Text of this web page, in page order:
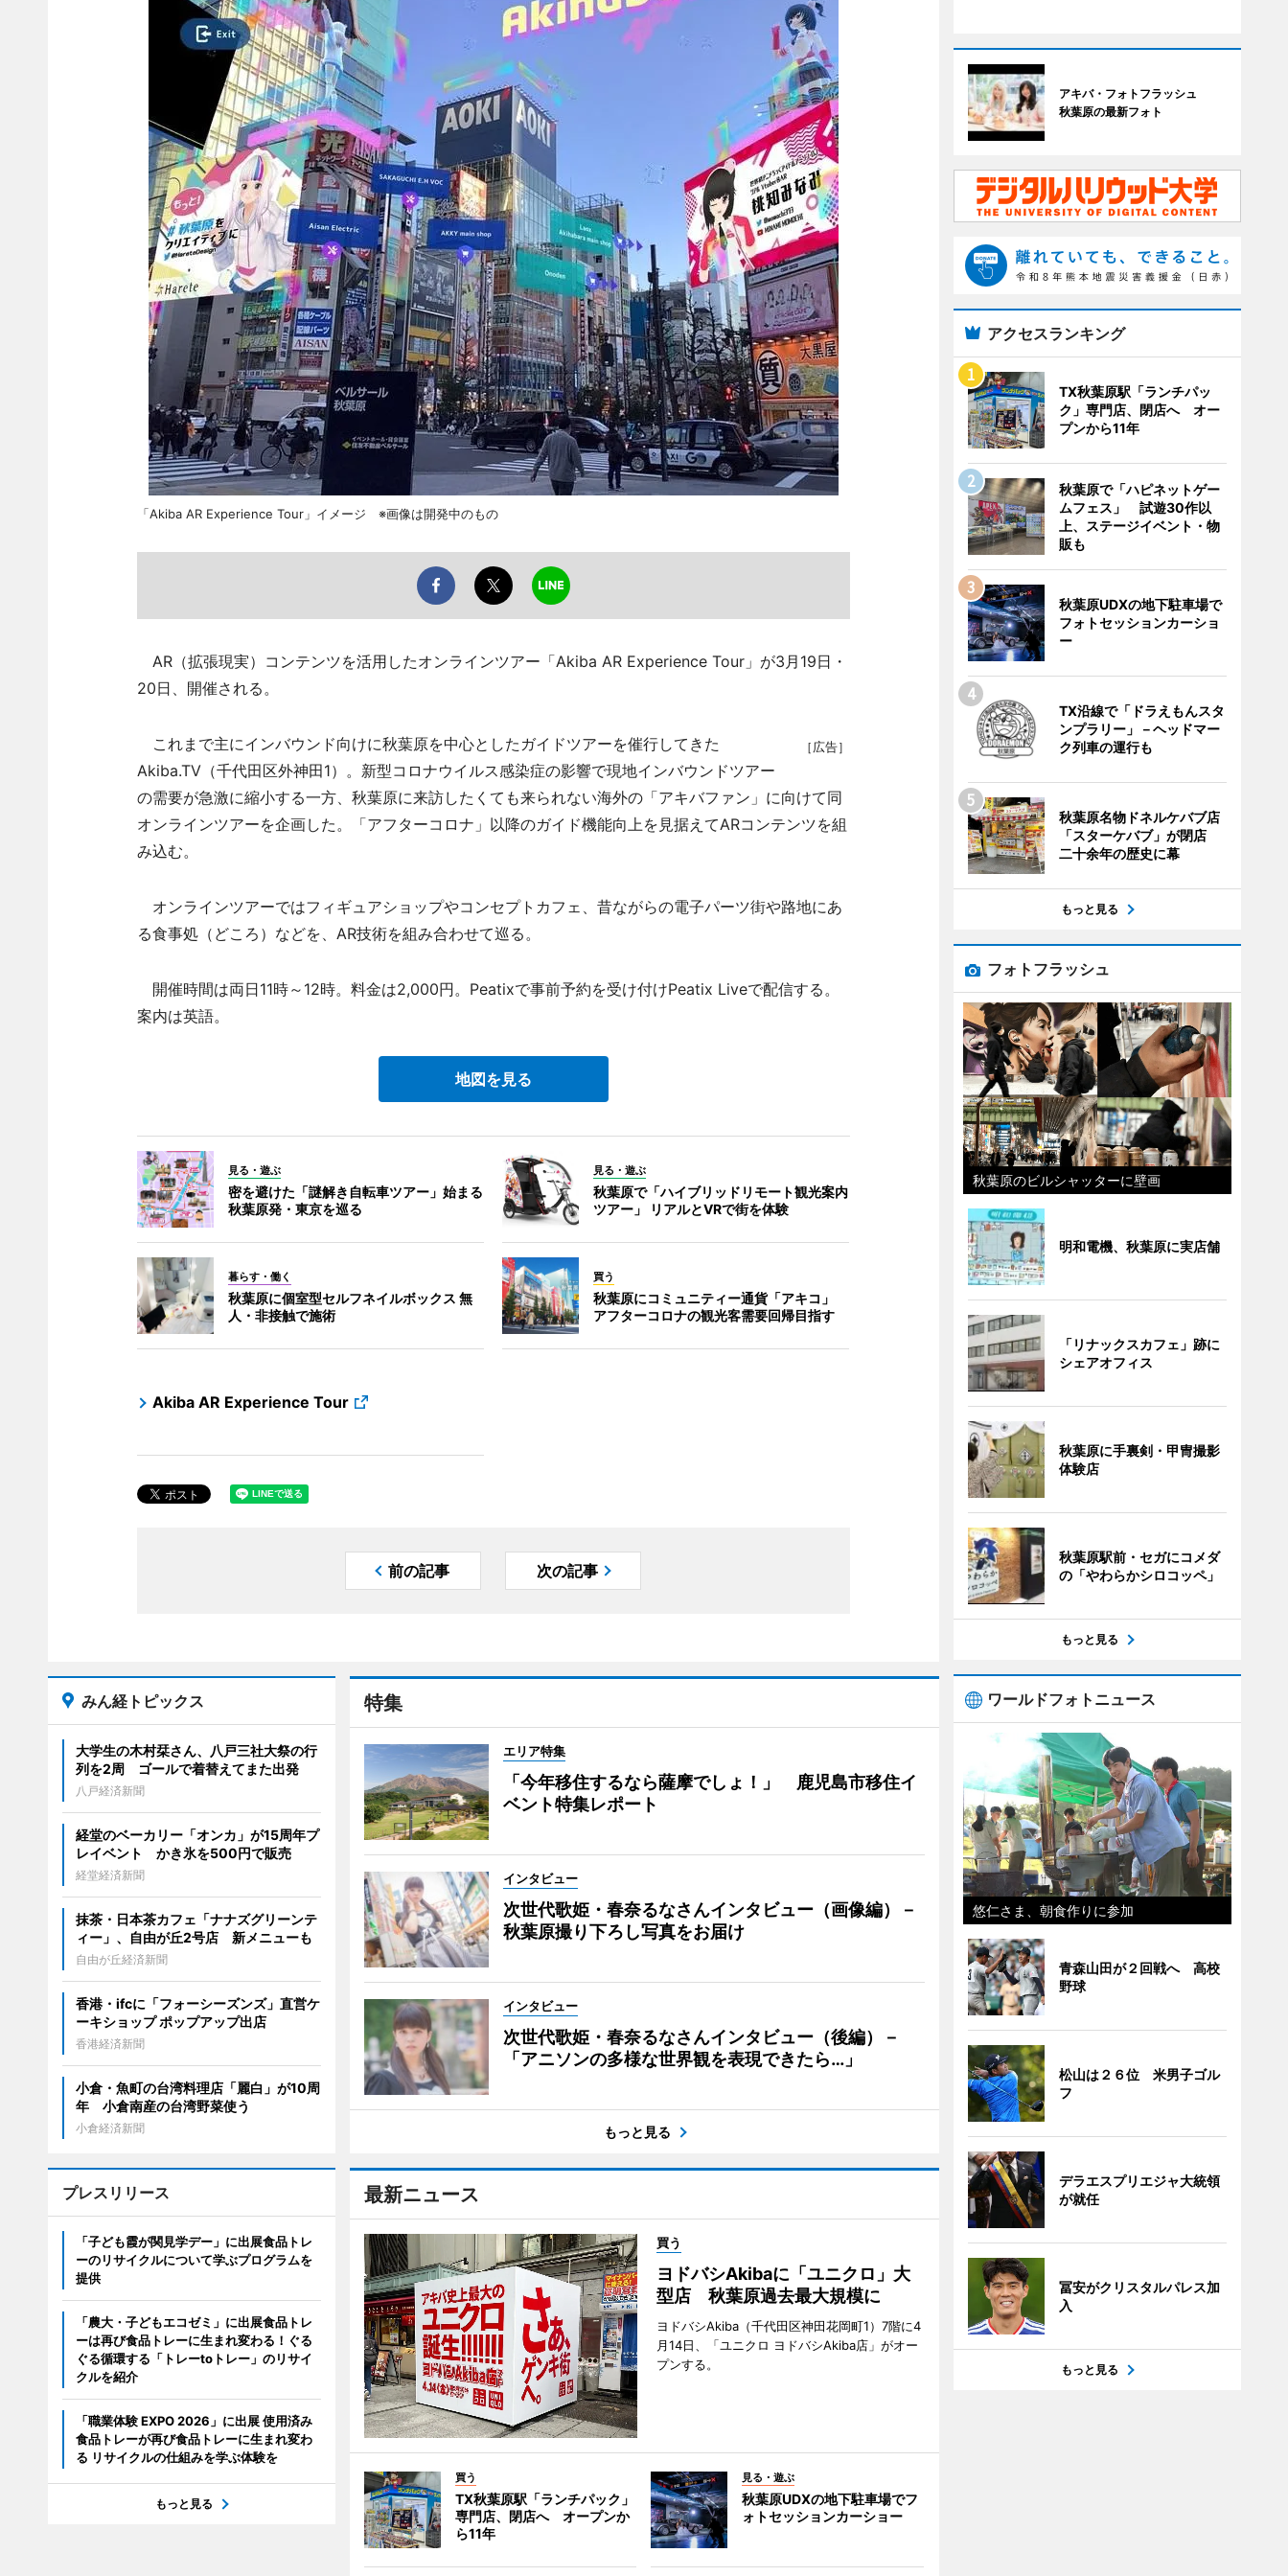
「Akiba AR Experience Tour」イメージ ※画像は開発中のもの
AR（拡張現実）コンテンツを活用したオンラインツアー「Akiba AR Experience Tour」が3月19日・
20日、開催される。
［広告］
これまで主にインバウンド向けに秋葉原を中心としたガイドツアーを催行してきた
Akiba.TV（千代田区外神田1）。新型コロナウイルス感染症の影響で現地インバウンドツアー
の需要が急激に縮小する一方、秋葉原に来訪したくても来られない海外の「アキバファン」に向けて同
オンラインツアーを企画した。「アフターコロナ」以降のガイド機能向上を見据えてARコンテンツを組
み込む。
オンラインツアーではフィギュアショップやコンセプトカフェ、昔ながらの電子パーツ街や路地にあ
る食事処（どころ）などを、AR技術を組み合わせて巡る。
開催時間は両日11時～12時。料金は2,000円。Peatixで事前予約を受け付けPeatix Liveで配信する。
案内は英語。
地図を見る
見る・遊ぶ
密を避けた「謎解き自転車ツアー」始まる
秋葉原発・東京を巡る
見る・遊ぶ
秋葉原で「ハイブリッドリモート観光案内
ツアー」 リアルとVRで街を体験
暮らす・働く
秋葉原に個室型セルフネイルボックス 無
人・非接触で施術
買う
秋葉原にコミュニティー通貨「アキコ」
アフターコロナの観光客需要回帰目指す
Akiba AR Experience Tour
前の記事 次の記事
特集
エリア特集
「今年移住するなら薩摩でしょ！」 鹿児島市移住イ
ベント特集レポート
インタビュー
次世代歌姫・春奈るなさんインタビュー（画像編）－
秋葉原撮り下ろし写真をお届け
インタビュー
次世代歌姫・春奈るなさんインタビュー（後編）－
「アニソンの多様な世界観を表現できたら…」
もっと見る
最新ニュース
買う
ヨドバシAkibaに「ユニクロ」大
型店 秋葉原過去最大規模に
ヨドバシAkiba（千代田区神田花岡町1）7階に4
月14日、「ユニクロ ヨドバシAkiba店」がオー
プンする。
買う
TX秋葉原駅「ランチパック」
専門店、閉店へ オープンか
ら11年
見る・遊ぶ
秋葉原UDXの地下駐車場でフ
ォトセッションカーショー
みん経トピックス
大学生の木村栞さん、八戸三社大祭の行
列を2周 ゴールで着替えてまた出発
八戸経済新聞
経堂のベーカリー「オンカ」が15周年プ
レイベント かき氷を500円で販売
経堂経済新聞
抹茶・日本茶カフェ「ナナズグリーンテ
ィー」、自由が丘2号店 新メニューも
自由が丘経済新聞
香港・ifcに「フォーシーズンズ」直営ケ
ーキショップ ポップアップ出店
香港経済新聞
小倉・魚町の台湾料理店「麗白」が10周
年 小倉南産の台湾野菜使う
小倉経済新聞
プレスリリース
「子ども霞が関見学デー」に出展食品トレ
ーのリサイクルについて学ぶプログラムを
提供
「農大・子どもエコゼミ」に出展食品トレ
ーは再び食品トレーに生まれ変わる！ぐる
ぐる循環する「トレーtoトレー」のリサイ
クルを紹介
「職業体験 EXPO 2026」に出展 使用済み
食品トレーが再び食品トレーに生まれ変わ
る リサイクルの仕組みを学ぶ体験を
もっと見る
アキバ・フォトフラッシュ
秋葉原の最新フォト
アクセスランキング
TX秋葉原駅「ランチパッ
ク」専門店、閉店へ オー
プンから11年
秋葉原で「ハピネットゲー
ムフェス」 試遊30作以
上、ステージイベント・物
販も
秋葉原UDXの地下駐車場で
フォトセッションカーショ
ー
TX沿線で「ドラえもんスタ
ンプラリー」－ヘッドマー
ク列車の運行も
秋葉原名物ドネルケバブ店
「スターケバブ」が閉店
二十余年の歴史に幕
もっと見る
フォトフラッシュ
秋葉原のビルシャッターに壁画
明和電機、秋葉原に実店舗
「リナックスカフェ」跡に
シェアオフィス
秋葉原に手裏剣・甲冑撮影
体験店
秋葉原駅前・セガにコメダ
の「やわらかシロコッペ」
もっと見る
ワールドフォトニュース
悠仁さま、朝食作りに参加
青森山田が２回戦へ 高校
野球
松山は２６位 米男子ゴル
フ
デラエスプリエジャ大統領
が就任
冨安がクリスタルパレス加
入
もっと見る